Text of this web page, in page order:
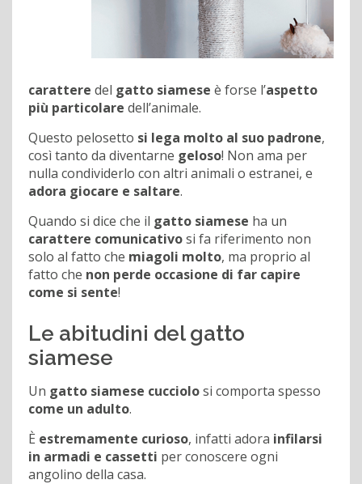
carattere del gatto siamese è forse l’aspetto
più particolare dell’animale.
Questo pelosetto si lega molto al suo padrone,
così tanto da diventarne geloso! Non ama per
nulla condividerlo con altri animali o estranei, e
adora giocare e saltare.
Quando si dice che il gatto siamese ha un
carattere comunicativosi fa riferimento non
solo al fatto che miagoli molto, ma proprio al
fatto che non perde occasione di far capire
come si sente!
Le abitudini del gatto
siamese
Un gatto siamese cucciolosi comporta spesso
come un adulto.
È estremamente curioso, infatti adora infilarsi
in armadi e cassetti per conoscere ogni
angolino della casa.